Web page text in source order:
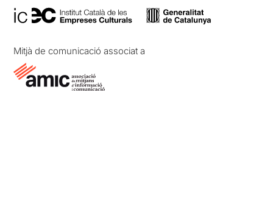
Mitjà de comunicació associat a